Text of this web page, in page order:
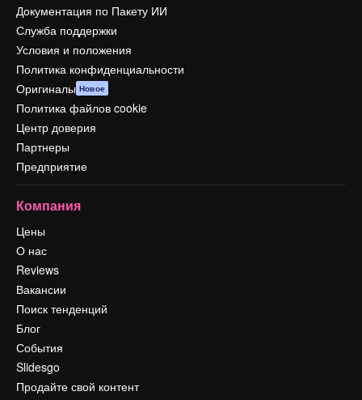
Документация по Пакету ИИ
Служба поддержки
Условия и положения
Политика конфиденциальности
Оригиналы Новое
Политика файлов cookie
Центр доверия
Партнеры
Предприятие
Компания
Цены
О нас
Reviews
Вакансии
Поиск тенденций
Блог
События
Slidesgo
Продайте свой контент